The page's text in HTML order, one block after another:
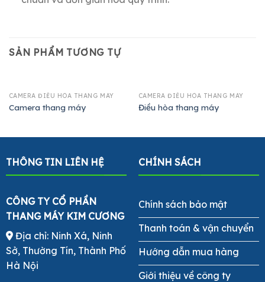
SẢN PHẨM TƯƠNG TỰ
CAMERA ĐIỀU HÒA THANG MÁY
Camera thang máy
CAMERA ĐIỀU HÒA THANG MÁY
Điều hòa thang máy
THÔNG TIN LIÊN HỆ
CÔNG TY CỔ PHẦN
THANG MÁY KIM CƯƠNG
Địa chỉ: Ninh Xá, Ninh
Sở, Thường Tín, Thành Phố
Hà Nội
CHÍNH SÁCH
Chính sách bảo mật
Thanh toán & vận chuyển
Hướng dẫn mua hàng
Giới thiệu về công ty